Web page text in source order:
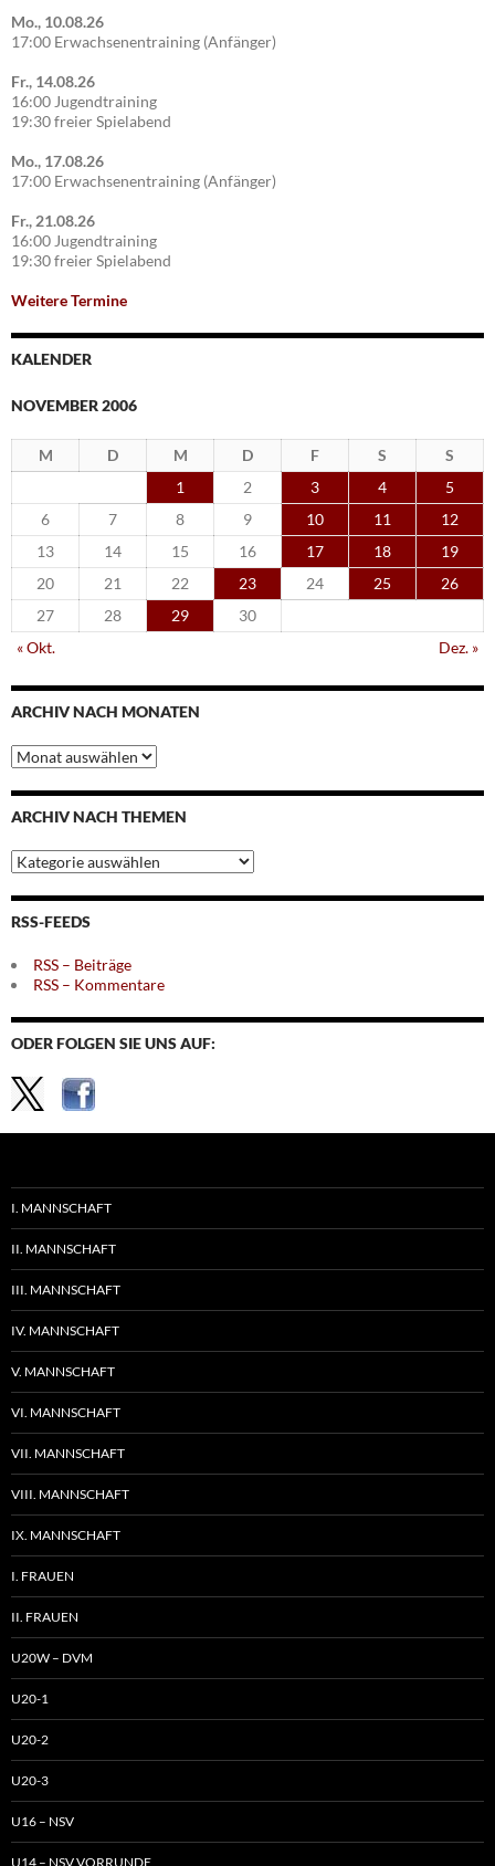
Mo., 10.08.26
17:00 Erwachsenentraining (Anfänger)
Fr., 14.08.26
16:00 Jugendtraining
19:30 freier Spielabend
Mo., 17.08.26
17:00 Erwachsenentraining (Anfänger)
Fr., 21.08.26
16:00 Jugendtraining
19:30 freier Spielabend
Weitere Termine
KALENDER
NOVEMBER 2006
M D M D F S
S
1
2 3 4
5
6
7 8 9 10 11
12
13
14 15 16 17 18
19
20
21 22 23 24 25
26
27
28 29
30
« Okt.
Dez. »
ARCHIV NACH MONATEN
Archiv
nach
Monaten
ARCHIV NACH THEMEN
Archiv
nach
Themen
RSS-FEEDS
RSS – Beiträge
RSS – Kommentare
ODER FOLGEN SIE UNS AUF:
I. MANNSCHAFT
II. MANNSCHAFT
III. MANNSCHAFT
IV. MANNSCHAFT
V. MANNSCHAFT
VI. MANNSCHAFT
VII. MANNSCHAFT
VIII. MANNSCHAFT
IX. MANNSCHAFT
I. FRAUEN
II. FRAUEN
U20W – DVM
U20-1
U20-2
U20-3
U16 – NSV
U14 – NSV VORRUNDE